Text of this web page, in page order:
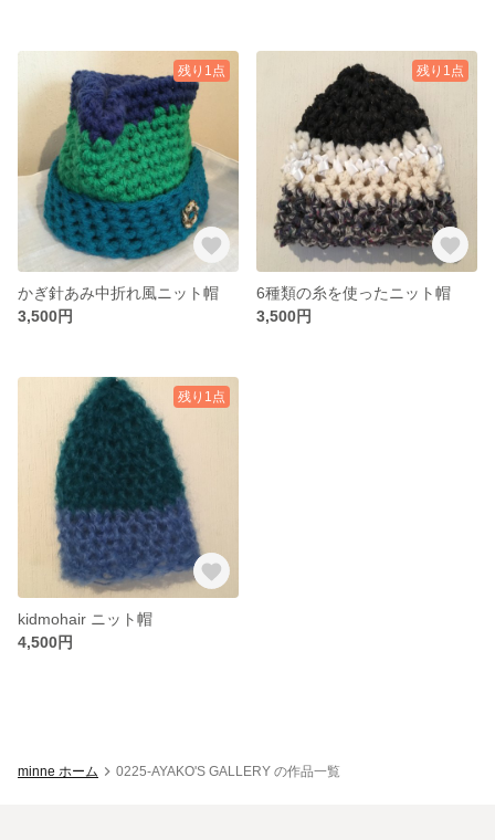
残り1点
かぎ針あみ中折れ風ニット帽
3,500円
残り1点
6種類の糸を使ったニット帽
3,500円
残り1点
kidmohair ニット帽
4,500円
minne ホーム 0225-AYAKO'S GALLERY の作品一覧